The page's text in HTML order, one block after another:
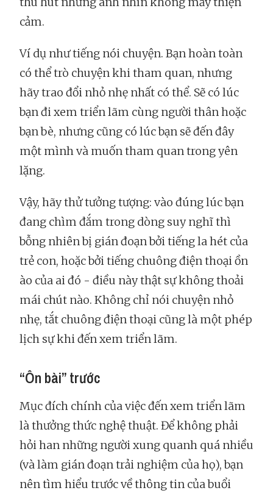
cảm.
Ví dụ như tiếng nói chuyện. Bạn hoàn toàn
có thể trò chuyện khi tham quan, nhưng
hãy trao đổi nhỏ nhẹ nhất có thể. Sẽ có lúc
bạn đi xem triển lãm cùng người thân hoặc
bạn bè, nhưng cũng có lúc bạn sẽ đến đây
một mình và muốn tham quan trong yên
lặng.
Vậy, hãy thử tưởng tượng: vào đúng lúc bạn
đang chìm đắm trong dòng suy nghĩ thì
bỗng nhiên bị gián đoạn bởi tiếng la hét của
trẻ con, hoặc bởi tiếng chuông điện thoại ồn
ào của ai đó - điều này thật sự không thoải
mái chút nào. Không chỉ nói chuyện nhỏ
nhẹ, tắt chuông điện thoại cũng là một phép
lịch sự khi đến xem triển lãm.
“Ôn bài” trước
Mục đích chính của việc đến xem triển lãm
là thưởng thức nghệ thuật. Để không phải
hỏi han những người xung quanh quá nhiều
(và làm gián đoạn trải nghiệm của họ), bạn
nên tìm hiểu trước về thông tin của buổi